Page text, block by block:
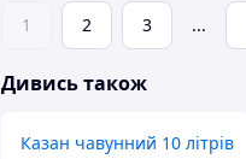
1 2 3 ...
Дивись також
Казан чавунний 10 літрів